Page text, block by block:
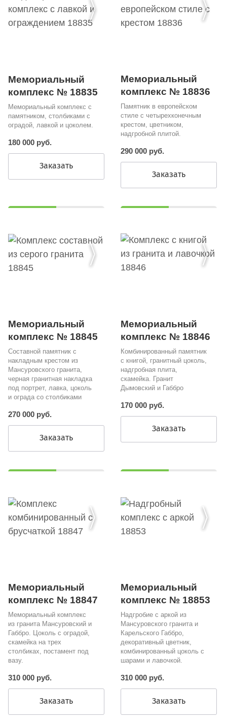
Мемориальный
комплекс № 18835
Мемориальный комплекс с
памятником, столбиками с
оградой, лавкой и цоколем.
180 000 руб.
Заказать
Мемориальный
комплекс № 18836
Памятник в европейском
стиле с четырехконечным
крестом, цветником,
надгробной плитой.
290 000 руб.
Заказать
Мемориальный
комплекс № 18845
Составной памятник с
накладным крестом из
Мансуровского гранита,
черная гранитная накладка
под портрет, лавка, цоколь
и ограда со столбиками
270 000 руб.
Заказать
Мемориальный
комплекс № 18846
Комбинированный памятник
с книгой, гранитный цоколь,
надгробная плита,
скамейка. Гранит
Дымовский и Габбро
170 000 руб.
Заказать
Мемориальный
комплекс № 18847
Мемориальный комплекс
из гранита Мансуровский и
Габбро. Цоколь с оградой,
скамейка на трех
столбиках, постамент под
вазу.
310 000 руб.
Заказать
Мемориальный
комплекс № 18853
Надгробие с аркой из
Мансуровского гранита и
Карельского Габбро,
декоративный цветник,
комбинированный цоколь с
шарами и лавочкой.
310 000 руб.
Заказать